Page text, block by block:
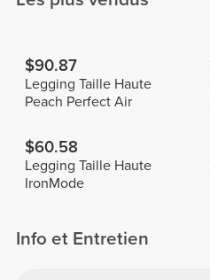
$90.87
Legging Taille Haute
Peach Perfect Air
$60.58
Legging Taille Haute
IronMode
Info et Entretien